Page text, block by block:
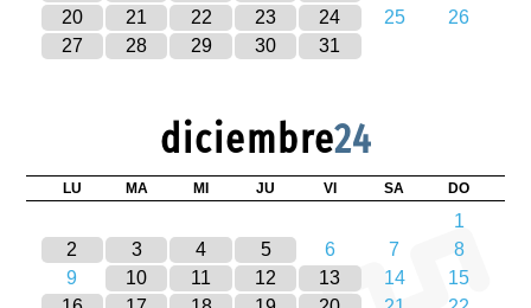
20
21 22 23 24 25
26
27
28 29 30 31
diciembre24
LU MA MI JU VI SA DO
1
2
3 4 5 6 7
8
9
10 11 12 13 14
15